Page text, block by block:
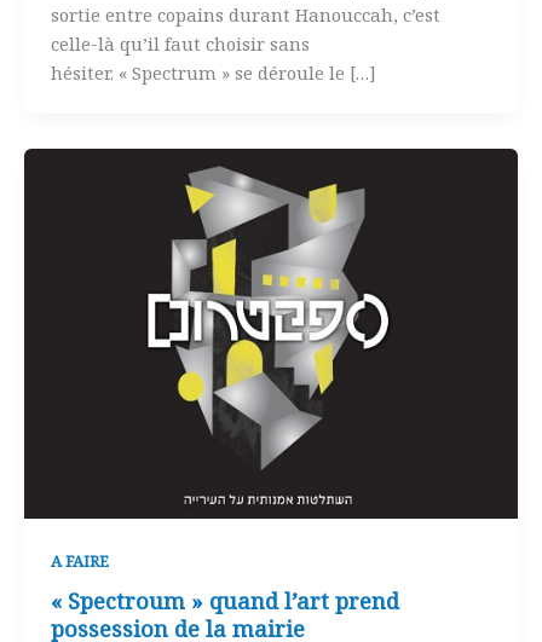
sortie entre copains durant Hanouccah, c’est
celle-là qu’il faut choisir sans
hésiter. « Spectrum » se déroule le […]
A FAIRE
« Spectroum » quand l’art prend
possession de la mairie